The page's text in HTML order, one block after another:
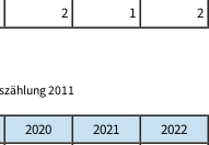
2 1 2
2011
2020 2021 2022